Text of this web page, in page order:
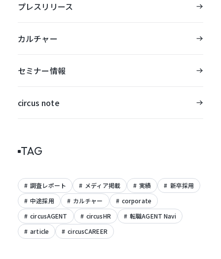
プレスリリース
カルチャー
セミナー情報
circus note
TAG
調査レポート メディア掲載 実績
新卒採用
中途採用
カルチャー
corporate
circusAGENT
circusHR
転職AGENT Navi
article
circusCAREER